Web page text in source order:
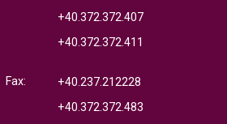
+40.372.372.407
+40.372.372.411
Fax:
+40.237.212228
+40.372.372.483